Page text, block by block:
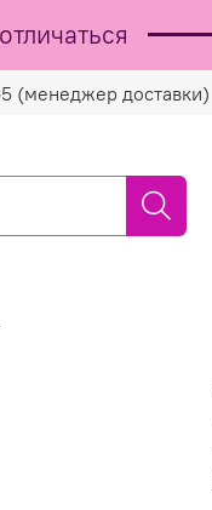
(менеджер доставки)